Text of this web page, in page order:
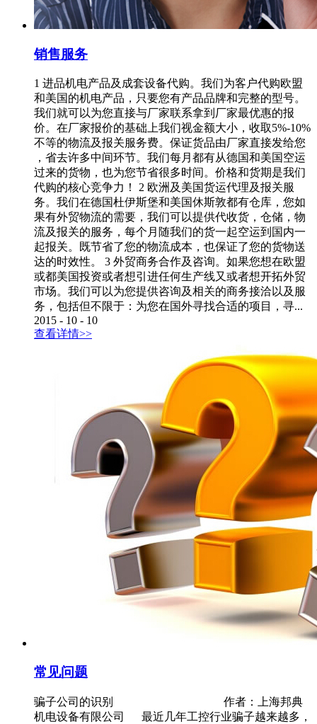
销售服务
1 进品机电产品及成套设备代购。我们为客户代购欧盟
和美国的机电产品，只要您有产品品牌和完整的型号。
我们就可以为您直接与厂家联系拿到厂家最优惠的报
价。在厂家报价的基础上我们视金额大小，收取5%-10%
不等的物流及报关服务费。保证货品由厂家直接发给您
，省去许多中间环节。我们每月都有从德国和美国空运
过来的货物，也为您节省很多时间。价格和货期是我们
代购的核心竞争力！ 2 欧洲及美国货运代理及报关服
务。我们在德国杜伊斯堡和美国休斯敦都有仓库，您如
果有外贸物流的需要，我们可以提供代收货，仓储，物
流及报关的服务，每个月随我们的货一起空运到国内一
起报关。既节省了您的物流成本，也保证了您的货物送
达的时效性。 3 外贸商务合作及咨询。如果您想在欧盟
或都美国投资或者想引进任何生产线又或者想开拓外贸
市场。我们可以为您提供咨询及相关的商务接洽以及服
务，包括但不限于：为您在国外寻找合适的项目，寻...
2015 - 10 - 10
查看详情>>
常见问题
骗子公司的识别 作者：上海邦典
机电设备有限公司 最近几年工控行业骗子越来越多，